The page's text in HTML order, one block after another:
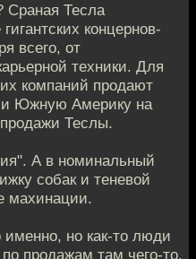
Сраная Тесла
концернов-
всего, от
техники. Для
компаний продают
и Южную Америку на
Теслы.
А в номинальный
собак и теневой
махинации.
но как-то люди
продажам там чего-то.